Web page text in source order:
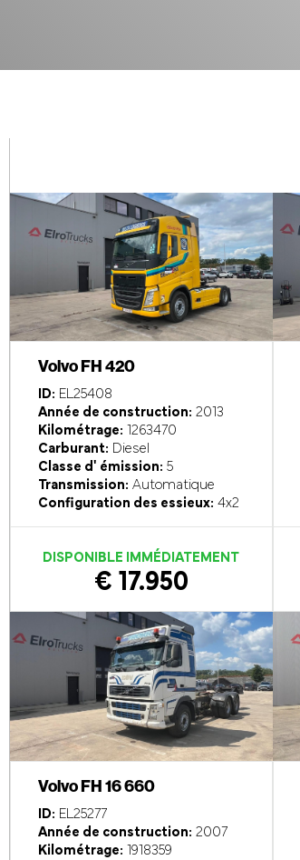
Volvo FH 420
ID: EL25408
Année de construction: 2013
Kilométrage: 1263470
Carburant: Diesel
Classe d' émission: 5
Transmission: Automatique
Configuration des essieux: 4x2
DISPONIBLE IMMÉDIATEMENT
€ 17.950
Volvo FH 16 660
ID: EL25277
Année de construction: 2007
Kilométrage: 1918359